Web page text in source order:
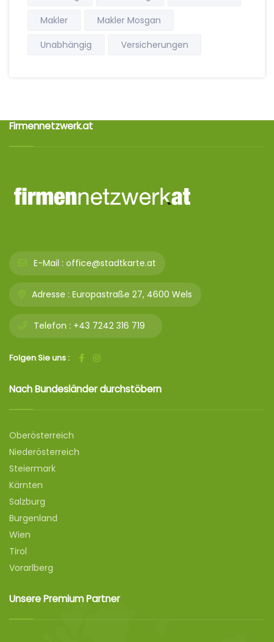
Makler
Makler Mosgan
Unabhängig
Versicherungen
Firmennetzwerk.at
E-Mail : office@stadtkarte.at
Adresse : Europastraße 27, 4600 Wels
Telefon : +43 7242 316 719
Folgen Sie uns :
Nach Bundesländer durchstöbern
Oberösterreich
Niederösterreich
Steiermark
Kärnten
Salzburg
Burgenland
Wien
Tirol
Vorarlberg
Unsere Premium Partner